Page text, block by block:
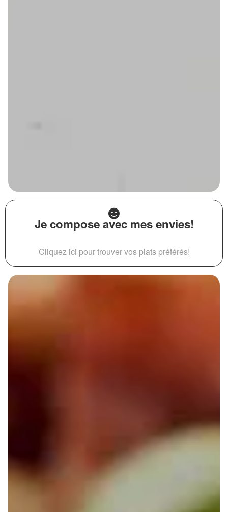
Je compose avec mes envies!
Cliquez ici pour trouver vos plats préférés!